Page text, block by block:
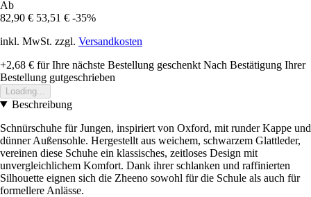
Ab
82,90 € 53,51 € -35%
inkl. MwSt. zzgl. Versandkosten
+2,68 € für Ihre nächste Bestellung geschenkt Nach Bestätigung Ihrer
Bestellung gutgeschrieben
Loading...
Beschreibung
Schnürschuhe für Jungen, inspiriert von Oxford, mit runder Kappe und
dünner Außensohle. Hergestellt aus weichem, schwarzem Glattleder,
vereinen diese Schuhe ein klassisches, zeitloses Design mit
unvergleichlichem Komfort. Dank ihrer schlanken und raffinierten
Silhouette eignen sich die Zheeno sowohl für die Schule als auch für
formellere Anlässe.